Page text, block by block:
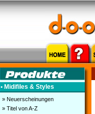
• Midifiles & Styles
» Neuerscheinungen
» Titel von A-Z